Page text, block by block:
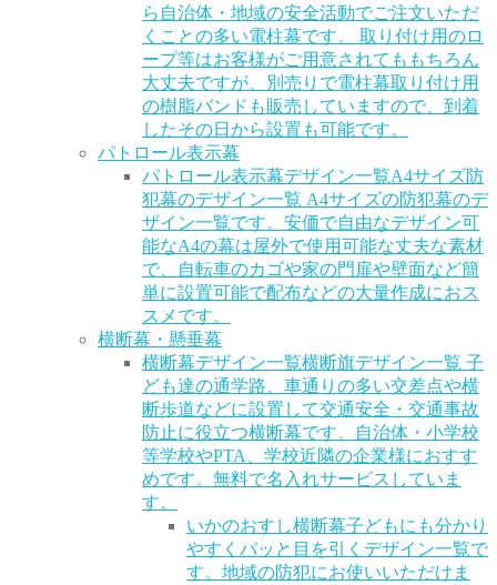
ら自治体・地域の安全活動でご注文いただ
くことの多い電柱幕です。 取り付け用のロ
ープ等はお客様がご用意されてももちろん
大丈夫ですが、別売りで電柱幕取り付け用
の樹脂バンドも販売していますので、到着
したその日から設置も可能です。
パトロール表示幕
パトロール表示幕デザイン一覧A4サイズ防
犯幕のデザイン一覧 A4サイズの防犯幕のデ
ザイン一覧です。安価で自由なデザイン可
能なA4の幕は屋外で使用可能な丈夫な素材
で、自転車のカゴや家の門扉や壁面など簡
単に設置可能で配布などの大量作成におス
スメです。
横断幕・懸垂幕
横断幕デザイン一覧横断旗デザイン一覧 子
ども達の通学路、車通りの多い交差点や横
断歩道などに設置して交通安全・交通事故
防止に役立つ横断幕です。自治体・小学校
等学校やPTA、学校近隣の企業様におすす
めです。無料で名入れサービスしていま
す。
いかのおすし横断幕子どもにも分かり
やすくパッと目を引くデザイン一覧で
す。地域の防犯にお使いいただけま